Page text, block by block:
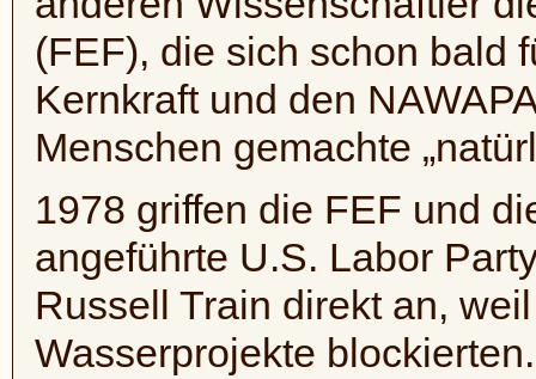
(FEF), die sich schon bald
Kernkraft und den
Menschen gemachte
1978 griffen die FEF und
angeführte U.S. Labor
Russell Train direkt an,
Wasserprojekte blockierten.